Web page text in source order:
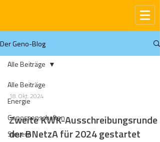
Der Geno-Blog
Alle Beiträge
Energie
Genossenschaften
Steuern
Alle Beiträge
18. Okt. 2024
Zweite KWK-Ausschreibungsrunde
der BNetzA für 2024 gestartet